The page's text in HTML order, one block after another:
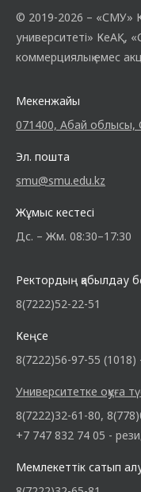
© 2019-2026 – «СМУ»
университеті» КеАҚ,
коммерциялық емес
Мекенжайы
071400, Абай облысы,
Эл. пошта
smu@smu.edu.kz
Жұмыс кестесі
Дс. – Жм. 08:30–17:30
Ректордың қабылдау
8(7222)52-22-51
Кеңсе
8(7222)56-97-55
Университетке оқуға
8(7222)32-61-80,
+7 747 832 74 05 -
Мемлекеттік сатып